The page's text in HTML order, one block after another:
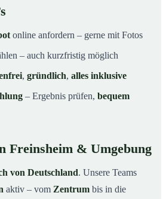
online anfordern – gerne mit Fotos
– auch kurzfristig möglich
, gründlich, alles inklusive
– Ergebnis prüfen, bequem
Freinsheim & Umgebung
von Deutschland. Unsere Teams
aktiv – vom Zentrum bis in die